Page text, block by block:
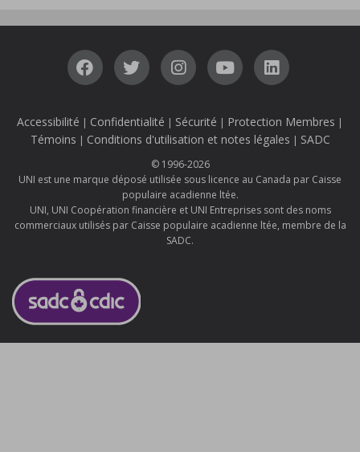
Accessibilité | Confidentialité | Sécurité | Protection Membres |
Témoins | Conditions d'utilisation et notes légales | SADC
© 1996-2026
UNI est une marque déposé utilisée sous licence au Canada par Caisse
populaire acadienne ltée.
UNI, UNI Coopération financière et UNI Entreprises sont des noms
commerciaux utilisés par Caisse populaire acadienne ltée, membre de la
SADC.